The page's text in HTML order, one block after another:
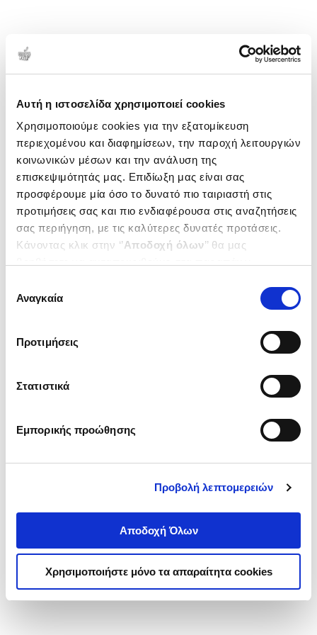
Αυτή η ιστοσελίδα χρησιμοποιεί cookies
Χρησιμοποιούμε cookies για την εξατομίκευση
περιεχομένου και διαφημίσεων, την παροχή λειτουργιών
κοινωνικών μέσων και την ανάλυση της
επισκεψιμότητάς μας. Επιδίωξη μας είναι σας
προσφέρουμε μία όσο το δυνατό πιο ταιριαστή στις
προτιμήσεις σας και πιο ενδιαφέρουσα στις αναζητήσεις
σας περιήγηση, με τις καλύτερες δυνατές προτάσεις.
Κάνοντας κλικ στην ‘’Αποδοχή όλων’’ θα μας
ενδιαφέρουν και να επιλέξετε από τα παρακάτω με την
΄΄και να ενημερωθείτε σχετικά με
συγκατάθεσης
Αναγκαία
Προτιμήσεις
Στατιστικά
Εμπορικής προώθησης
Προβολή λεπτομερειών
Αποδοχή Όλων
Χρησιμοποιήστε μόνο τα απαραίτητα cookies